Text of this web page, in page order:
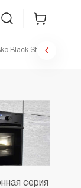
Black Steel
серия